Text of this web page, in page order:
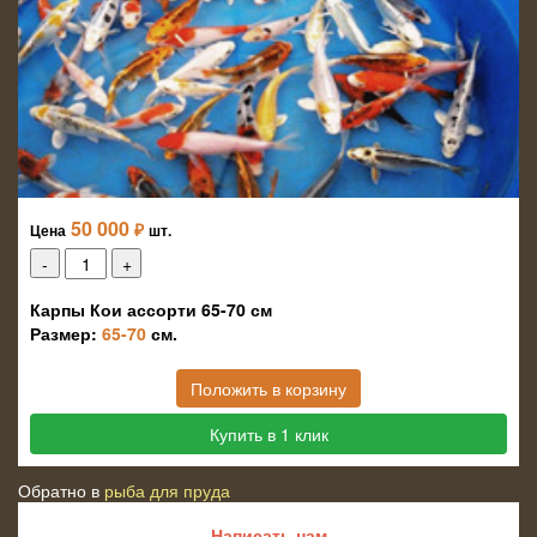
Цена 50 000 ₽ шт.
Карпы Кои ассорти 65-70 см
Размер: 65-70 см.
Положить в корзину
Купить в 1 клик
Обратно в рыба для пруда